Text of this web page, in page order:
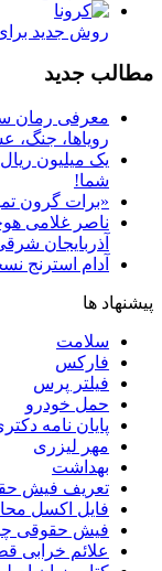
روش جدید
مطالب جدید
معرفی رمان
رویاها،
یک میلیون
شما!
«برات گرون
ناصر غلامی
آذربایجان
آدام استرنج
پیشنهاد ها
سلامت
فارکس
فیلتر پرس
حمل خودرو
پایان نامه
مهر لیزری
بهداشت
تعریف فیش
فایل اکسل
فیش حقوقی
علائم خرابی